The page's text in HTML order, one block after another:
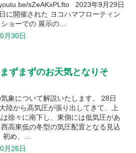
sZeAKxPLfto 2023年9月29日
に開催された ヨコハマフローティン
ョーでの 展示の…
月30日
ずまずのお天気となりそ
象について解説いたします。 28日
陸から高気圧が張り出してきて、上
徐々に南下し、東側には低気圧があ
高東低の冬型の気圧配置となる見込
初め、…
月26日